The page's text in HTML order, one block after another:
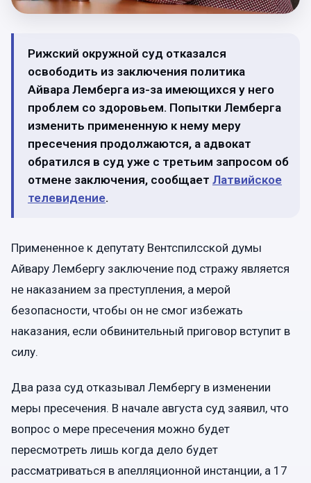
Рижский окружной суд отказался
освободить из заключения политика
Айвара Лемберга из-за имеющихся у него
проблем со здоровьем. Попытки Лемберга
изменить примененную к нему меру
пресечения продолжаются, а адвокат
обратился в суд уже с третьим запросом об
отмене заключения, сообщает Латвийское
телевидение.
Примененное к депутату Вентспилсской думы
Айвару Лембергу заключение под стражу является
не наказанием за преступления, а мерой
безопасности, чтобы он не смог избежать
наказания, если обвинительный приговор вступит в
силу.
Два раза суд отказывал Лембергу в изменении
меры пресечения. В начале августа суд заявил, что
вопрос о мере пресечения можно будет
пересмотреть лишь когда дело будет
рассматриваться в апелляционной инстанции, а 17